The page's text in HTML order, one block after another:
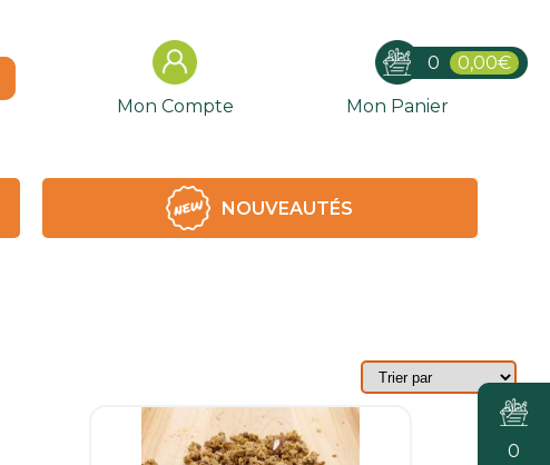
Mon Compte Mon Panier
0 0,00€
0
NOUVEAUTÉS